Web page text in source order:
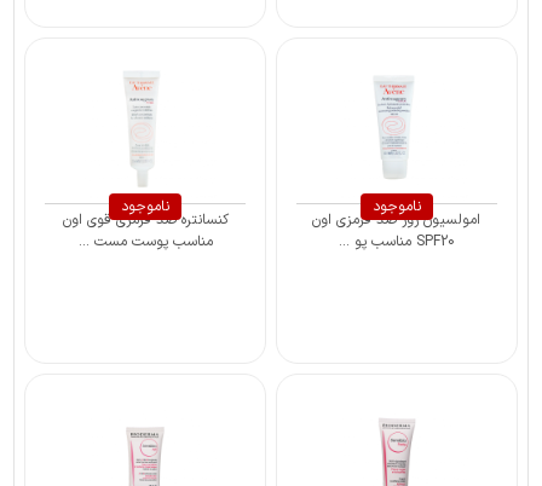
ناموجود
امولسیون روز ضد قرمزی اون
SPF20 مناسب پو ...
ناموجود
کنسانتره ضد قرمزی قوی اون
مناسب پوست مست ...